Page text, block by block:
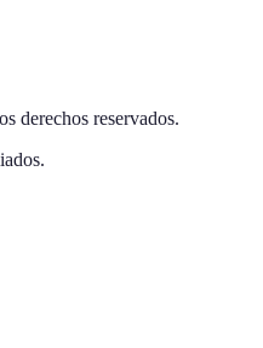
derechos reservados.